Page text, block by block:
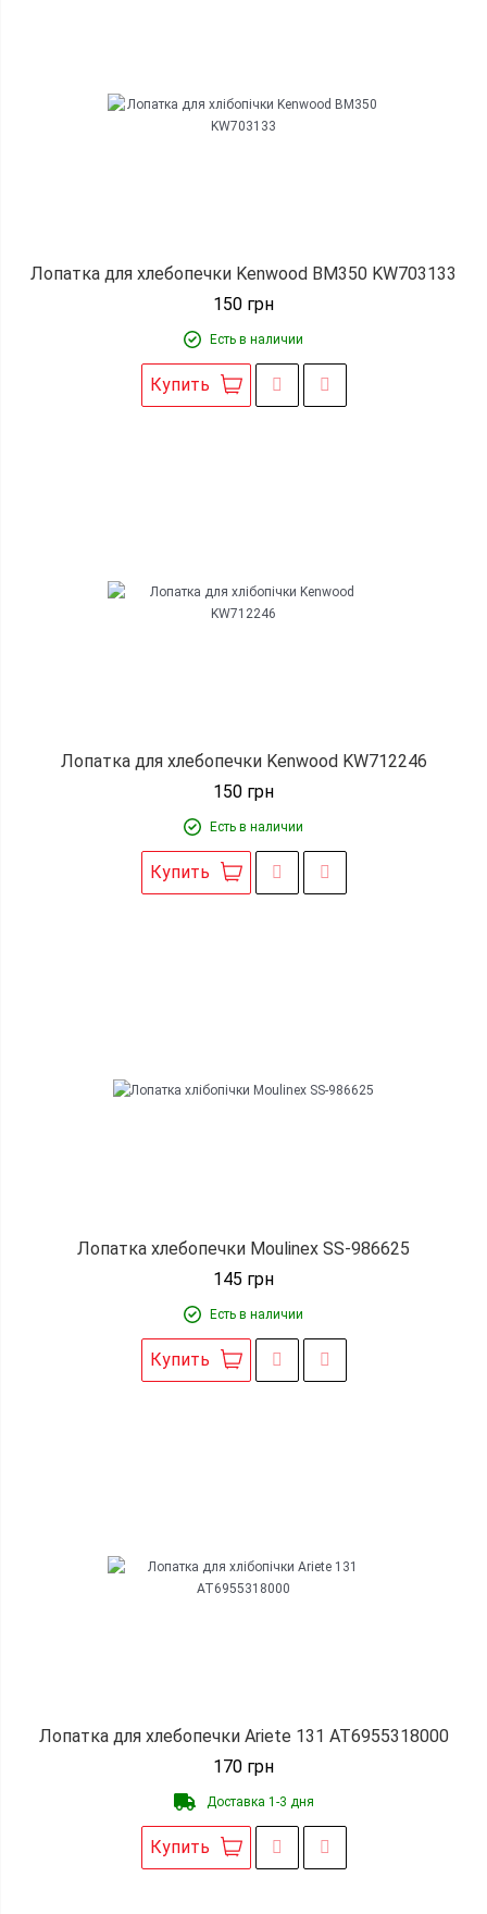
Лопатка для хлебопечки Kenwood BM350 KW703133
150 грн
Есть в наличии
Купить
Лопатка для хлебопечки Kenwood KW712246
150 грн
Есть в наличии
Купить
Лопатка хлебопечки Moulinex SS-986625
145 грн
Есть в наличии
Купить
Лопатка для хлебопечки Ariete 131 AT6955318000
170 грн
Доставка 1-3 дня
Купить